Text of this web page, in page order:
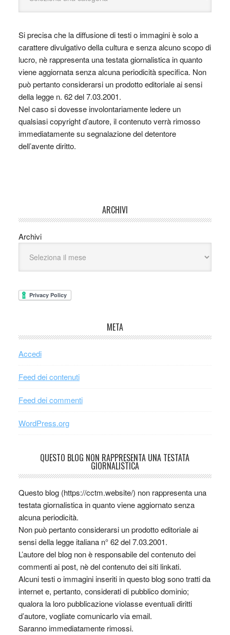
Si precisa che la diffusione di testi o immagini è solo a
carattere divulgativo della cultura e senza alcuno scopo di
lucro, nè rappresenta una testata giornalistica in quanto
viene aggiornata senza alcuna periodicità specifica. Non
può pertanto considerarsi un prodotto editoriale ai sensi
della legge n. 62 del 7.03.2001.
Nel caso si dovesse involontariamente ledere un
qualsiasi copyright d’autore, il contenuto verrà rimosso
immediatamente su segnalazione del detentore
dell’avente diritto.
ARCHIVI
Archivi
META
Accedi
Feed dei contenuti
Feed dei commenti
WordPress.org
QUESTO BLOG NON RAPPRESENTA UNA TESTATA
GIORNALISTICA
Questo blog (https://cctm.website/) non rappresenta una
testata giornalistica in quanto viene aggiornato senza
alcuna periodicità.
Non può pertanto considerarsi un prodotto editoriale ai
sensi della legge italiana n° 62 del 7.03.2001.
L’autore del blog non è responsabile del contenuto dei
commenti ai post, nè del contenuto dei siti linkati.
Alcuni testi o immagini inseriti in questo blog sono tratti da
internet e, pertanto, considerati di pubblico dominio;
qualora la loro pubblicazione violasse eventuali diritti
d’autore, vogliate comunicarlo via email.
Saranno immediatamente rimossi.